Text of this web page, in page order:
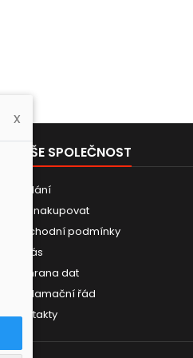
NAŠE SPOLEČNOST
Dodání
Jak nakupovat
Obchodní podmínky
O nás
Ochrana dat
Reklamační řád
Kontakty
x